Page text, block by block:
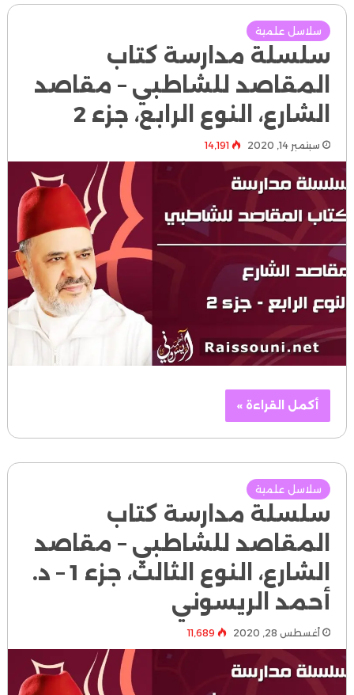
سلاسل علمية
سلسلة مدارسة كتاب
المقاصد للشاطبي – مقاصد
الشارع، النوع الرابع، جزء 2
سبتمبر 14, 2020 14٬191
أكمل القراءة »
سلاسل علمية
سلسلة مدارسة كتاب
المقاصد للشاطبي – مقاصد
الشارع، النوع الثالث، جزء 1 – د.
أحمد الريسوني
أغسطس 28, 2020 11٬689